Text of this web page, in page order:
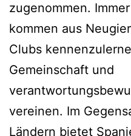
zugenommen.
kommen aus
Clubs
Gemeinschaft und
vereinen. Im
Ländern bietet